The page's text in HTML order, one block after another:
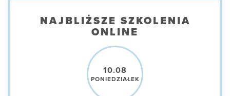
NAJBLIŻSZE SZKOLENIA
ONLINE
10.08
PONIEDZIAŁEK